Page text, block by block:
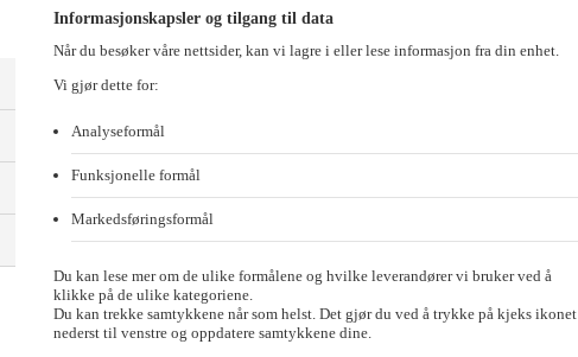
Informasjonskapsler og tilgang til data
Når du besøker våre nettsider, kan vi lagre i eller lese informasjon fra din enhet.
Vi gjør dette for:
Analyseformål
Funksjonelle formål
Markedsføringsformål
Du kan lese mer om de ulike formålene og hvilke leverandører vi bruker ved å
klikke på de ulike kategoriene.
Du kan trekke samtykkene når som helst. Det gjør du ved å trykke på kjeks ikonet
nederst til venstre og oppdatere samtykkene dine.